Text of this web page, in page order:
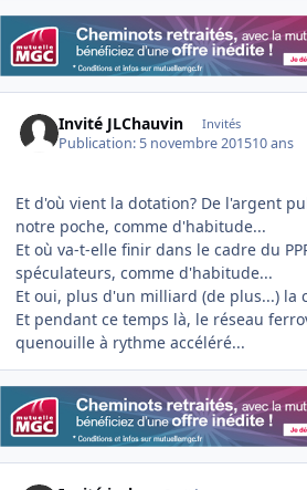
Invité JLChauvin Invités
Publication: 5 novembre 201510 ans
Et d'où vient la dotation? De l'argent
notre poche, comme d'habitude...
Et où va-t-elle finir dans le cadre du
spéculateurs, comme d'habitude...
Et oui, plus d'un milliard (de plus...) la
Et pendant ce temps là, le réseau
quenouille à rythme accéléré...